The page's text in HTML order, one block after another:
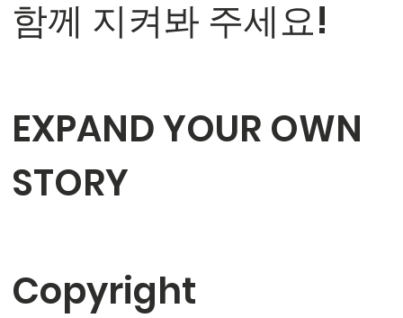
함께 지켜봐 주세요!
EXPAND YOUR OWN
STORY
Copyright